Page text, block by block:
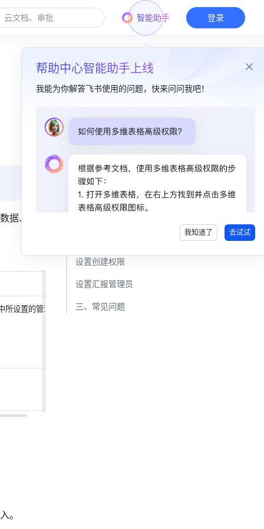
智能助手
帮助中心智能助手上线
我能为你解答飞书使用的问题，快来问问我吧！
我知道了 去试试
登录
据、管
设置的管理
。
本篇目录
二、操作流程​
进入汇报管理后台​
设置创建权限​
设置汇报管理员​
三、常见问题​